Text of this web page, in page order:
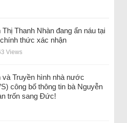
Thanh Nhàn đang ẩn náu tại
thức xác nhận
Views
và Truyền hình nhà nước
công bố thông tin bà Nguyễn
trốn sang Đức!